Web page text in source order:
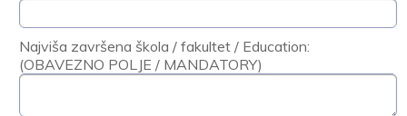
Najviša završena škola / fakultet / Education:
(OBAVEZNO POLJE / MANDATORY)